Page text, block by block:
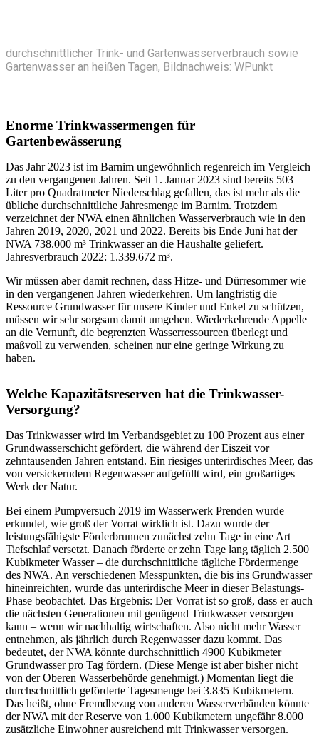
durchschnittlicher Trink- und Gartenwasserverbrauch sowie
Gartenwasser an heißen Tagen, Bildnachweis: WPunkt
Enorme Trinkwassermengen für
Gartenbewässerung
Das Jahr 2023 ist im Barnim ungewöhnlich regenreich im Vergleich
zu den vergangenen Jahren. Seit 1. Januar 2023 sind bereits 503
Liter pro Quadratmeter Niederschlag gefallen, das ist mehr als die
übliche durchschnittliche Jahresmenge im Barnim. Trotzdem
verzeichnet der NWA einen ähnlichen Wasserverbrauch wie in den
Jahren 2019, 2020, 2021 und 2022. Bereits bis Ende Juni hat der
NWA 738.000 m³ Trinkwasser an die Haushalte geliefert.
Jahresverbrauch 2022: 1.339.672 m³.
Wir müssen aber damit rechnen, dass Hitze- und Dürresommer wie
in den vergangenen Jahren wiederkehren. Um langfristig die
Ressource Grundwasser für unsere Kinder und Enkel zu schützen,
müssen wir sehr sorgsam damit umgehen. Wiederkehrende Appelle
an die Vernunft, die begrenzten Wasserressourcen überlegt und
maßvoll zu verwenden, scheinen nur eine geringe Wirkung zu
haben.
Welche Kapazitätsreserven hat die Trinkwasser-
Versorgung?
Das Trinkwasser wird im Verbandsgebiet zu 100 Prozent aus einer
Grundwasserschicht gefördert, die während der Eiszeit vor
zehntausenden Jahren entstand. Ein riesiges unterirdisches Meer, das
von versickerndem Regenwasser aufgefüllt wird, ein großartiges
Werk der Natur.
Bei einem Pumpversuch 2019 im Wasserwerk Prenden wurde
erkundet, wie groß der Vorrat wirklich ist. Dazu wurde der
leistungsfähigste Förderbrunnen zunächst zehn Tage in eine Art
Tiefschlaf versetzt. Danach förderte er zehn Tage lang täglich 2.500
Kubikmeter Wasser – die durchschnittliche tägliche Fördermenge
des NWA. An verschiedenen Messpunkten, die bis ins Grundwasser
hineinreichten, wurde das unterirdische Meer in dieser Belastungs-
Phase beobachtet. Das Ergebnis: Der Vorrat ist so groß, dass er auch
die nächsten Generationen mit genügend Trinkwasser versorgen
kann – wenn wir nachhaltig wirtschaften. Also nicht mehr Wasser
entnehmen, als jährlich durch Regenwasser dazu kommt. Das
bedeutet, der NWA könnte durchschnittlich 4900 Kubikmeter
Grundwasser pro Tag fördern. (Diese Menge ist aber bisher nicht
von der Oberen Wasserbehörde genehmigt.) Momentan liegt die
durchschnittlich geförderte Tagesmenge bei 3.835 Kubikmetern.
Das heißt, ohne Fremdbezug von anderen Wasserverbänden könnte
der NWA mit der Reserve von 1.000 Kubikmetern ungefähr 8.000
zusätzliche Einwohner ausreichend mit Trinkwasser versorgen.